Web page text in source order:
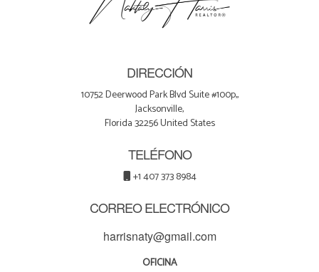
DIRECCIÓN
10752 Deerwood Park Blvd Suite #100p,,
Jacksonville,
Florida 32256 United States
TELÉFONO
+1 407 373 8984
CORREO ELECTRÓNICO
harrisnaty@gmail.com
OFICINA